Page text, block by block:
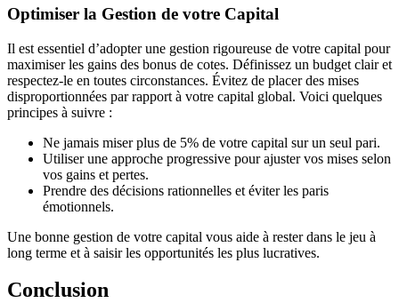
Optimiser la Gestion de votre Capital
Il est essentiel d’adopter une gestion rigoureuse de votre capital pour
maximiser les gains des bonus de cotes. Définissez un budget clair et
respectez-le en toutes circonstances. Évitez de placer des mises
disproportionnées par rapport à votre capital global. Voici quelques
principes à suivre :
Ne jamais miser plus de 5% de votre capital sur un seul pari.
Utiliser une approche progressive pour ajuster vos mises selon
vos gains et pertes.
Prendre des décisions rationnelles et éviter les paris
émotionnels.
Une bonne gestion de votre capital vous aide à rester dans le jeu à
long terme et à saisir les opportunités les plus lucratives.
Conclusion